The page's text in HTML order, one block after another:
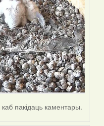
каб пакідаць каментары.